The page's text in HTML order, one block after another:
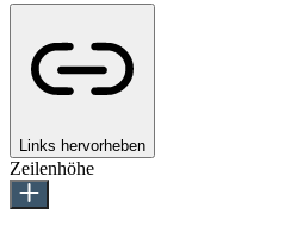
Links hervorheben
Zeilenhöhe